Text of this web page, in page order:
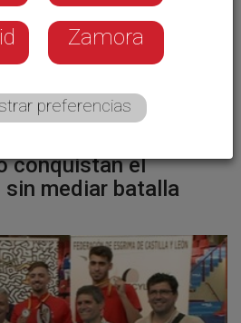
conquistan el
sin mediar batalla
Zamora
preferencias